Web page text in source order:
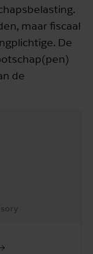
maar fiscaal
De
de